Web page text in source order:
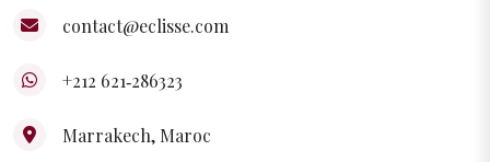
contact@eclisse.com
+212 621‑286323‬
Marrakech, Maroc